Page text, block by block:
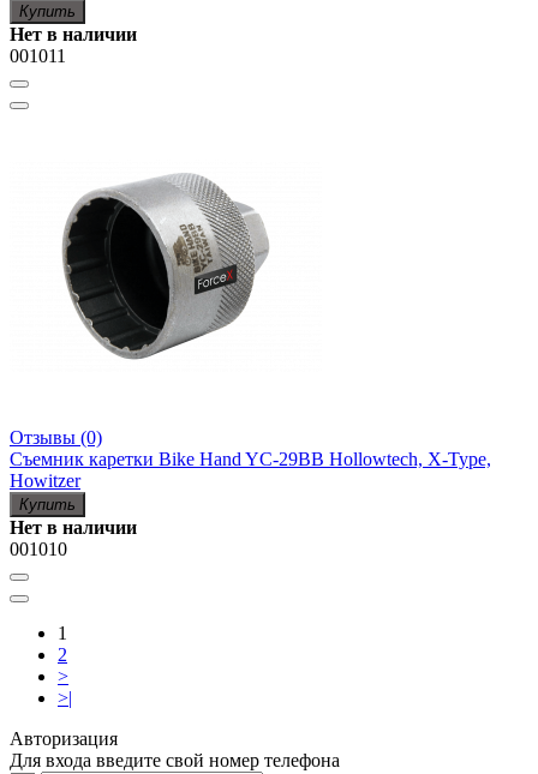
Купить
Нет в наличии
001011
Отзывы (0)
Съемник каретки Bike Hand YC-29BB Hollowtech, X-Type,
Howitzer
Купить
Нет в наличии
001010
1
2
>
>|
Авторизация
Для входа введите свой номер телефона